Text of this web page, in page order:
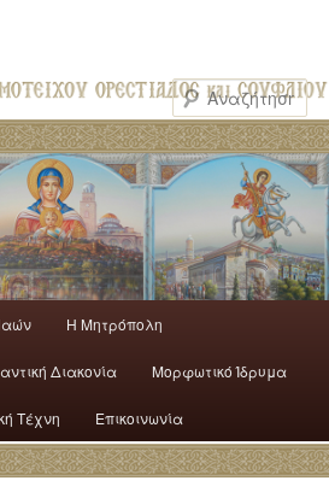
H Mητρόπολη
Διακονία Μορφωτικό Ίδρυμα
Τέχνη Επικοινωνία